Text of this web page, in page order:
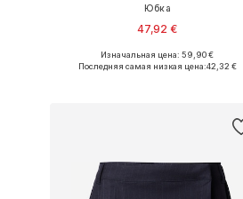
Юбка
47,92 €
Доступные размеры: 34, 36, 38, 40, 42
Изначальная цена: 59,90 €
Последняя самая низкая цена:42,32 €